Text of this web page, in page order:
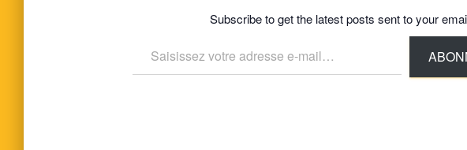
Subscribe to get the latest posts sent to your